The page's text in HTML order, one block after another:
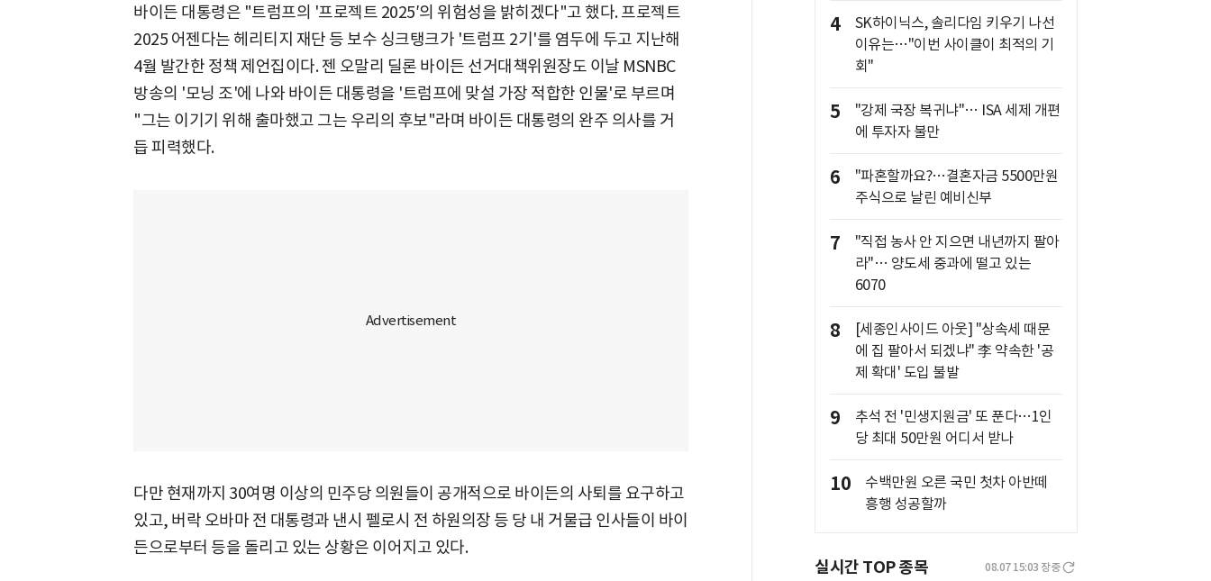
바이든 대통령은 "트럼프의 '프로젝트 2025′의 위험성을 밝히겠다"고 했다. 프로젝트
2025 어젠다는 헤리티지 재단 등 보수 싱크탱크가 '트럼프 2기'를 염두에 두고 지난해
4월 발간한 정책 제언집이다. 젠 오말리 딜론 바이든 선거대책위원장도 이날 MSNBC
방송의 '모닝 조'에 나와 바이든 대통령을 '트럼프에 맞설 가장 적합한 인물'로 부르며
"그는 이기기 위해 출마했고 그는 우리의 후보"라며 바이든 대통령의 완주 의사를 거
듭 피력했다.
다만 현재까지 30여명 이상의 민주당 의원들이 공개적으로 바이든의 사퇴를 요구하고
있고, 버락 오바마 전 대통령과 낸시 펠로시 전 하원의장 등 당 내 거물급 인사들이 바이
든으로부터 등을 돌리고 있는 상황은 이어지고 있다.
4
SK하이닉스, 솔리다임 키우기 나선
이유는…"이번 사이클이 최적의 기
회"
5
"강제 국장 복귀냐"… ISA 세제 개편
에 투자자 불만
6
"파혼할까요?…결혼자금 5500만원
주식으로 날린 예비신부
7
"직접 농사 안 지으면 내년까지 팔아
라"… 양도세 중과에 떨고 있는
6070
8
[세종인사이드 아웃] "상속세 때문
에 집 팔아서 되겠냐" 李 약속한 '공
제 확대' 도입 불발
9
추석 전 '민생지원금' 또 푼다…1인
당 최대 50만원 어디서 받나
10
수백만원 오른 국민 첫차 아반떼
흥행 성공할까
실시간 TOP 종목 08.07 15:03 장중